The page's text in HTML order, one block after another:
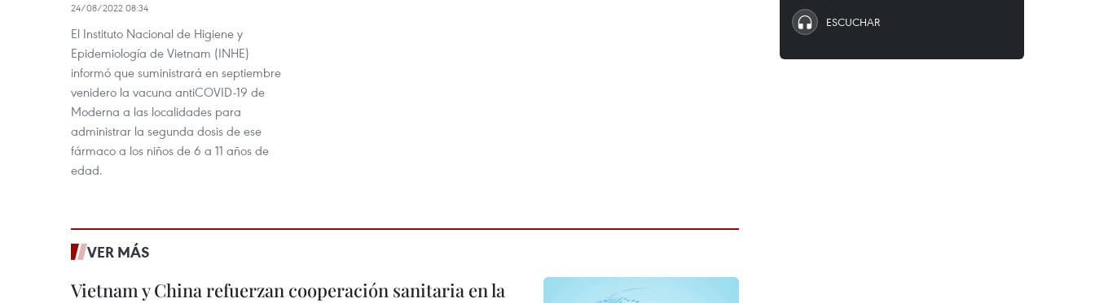
24/08/2022 08:34
El Instituto Nacional de Higiene y
Epidemiología de Vietnam (INHE)
informó que suministrará en septiembre
venidero la vacuna antiCOVID-19 de
Moderna a las localidades para
administrar la segunda dosis de ese
fármaco a los niños de 6 a 11 años de
edad.
VER MÁS
Vietnam y China refuerzan cooperación sanitaria en la
ESCUCHAR